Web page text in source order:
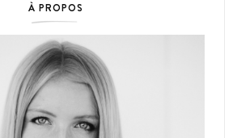
À PROPOS